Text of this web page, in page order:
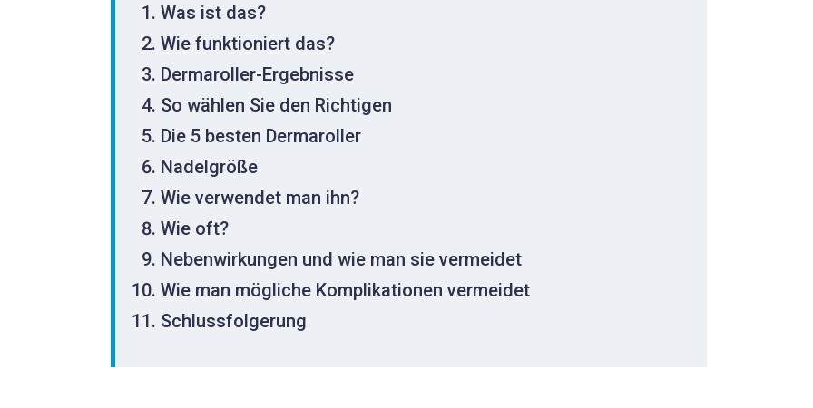
Was ist das?
Wie funktioniert das?
Dermaroller-Ergebnisse
So wählen Sie den Richtigen
Die 5 besten Dermaroller
Nadelgröße
Wie verwendet man ihn?
Wie oft?
Nebenwirkungen und wie man sie vermeidet
Wie man mögliche Komplikationen vermeidet
Schlussfolgerung